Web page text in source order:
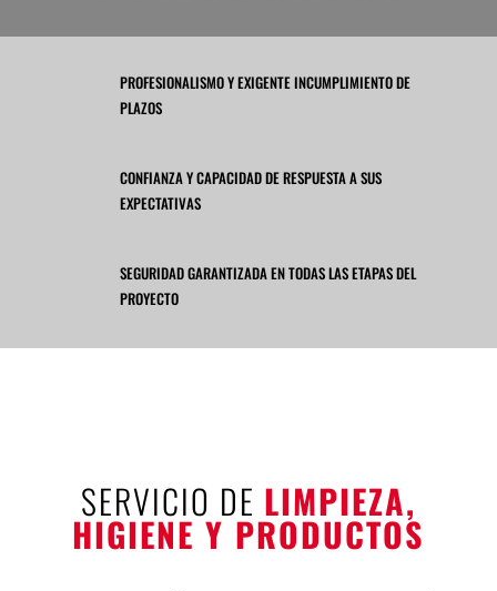
PROFESIONALISMO Y EXIGENTE INCUMPLIMIENTO DE
PLAZOS
CONFIANZA Y CAPACIDAD DE RESPUESTA A SUS
EXPECTATIVAS
SEGURIDAD GARANTIZADA EN TODAS LAS ETAPAS DEL
PROYECTO
SERVICIO DE LIMPIEZA,
HIGIENE Y PRODUCTOS